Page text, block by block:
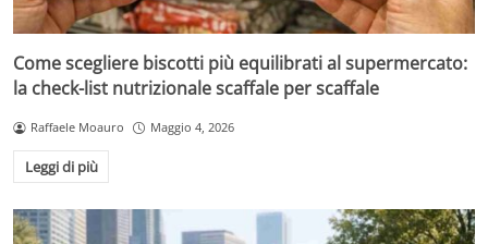
Come scegliere biscotti più equilibrati al supermercato:
la check-list nutrizionale scaffale per scaffale
Raffaele Moauro Maggio 4, 2026
Leggi di più